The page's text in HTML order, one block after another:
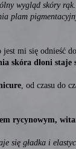
wygląd skóry
plam
mi się odnieść
skóra dłoni
, od czasu do
rycynowym,
się gładka i